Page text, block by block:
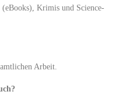
Krimis und Science-
Arbeit.